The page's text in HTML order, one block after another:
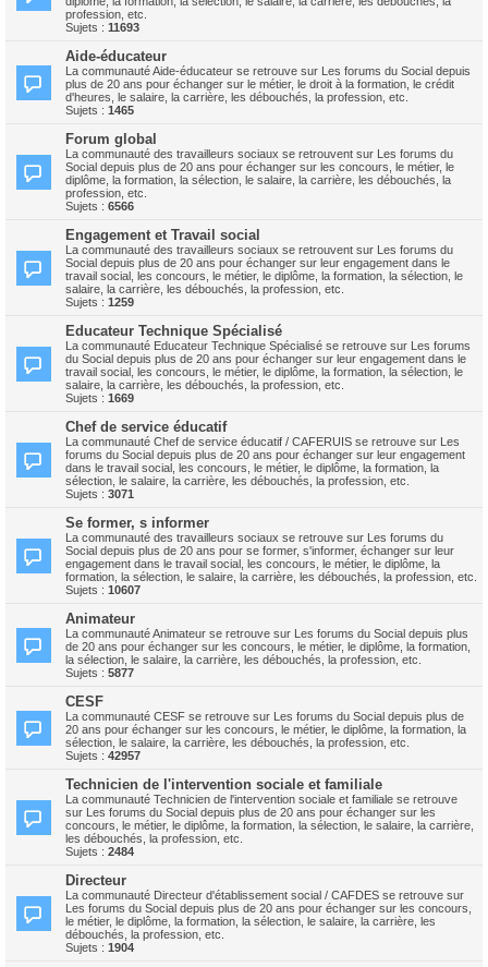
profession, etc.
Sujets : 11693
Aide-éducateur
La communauté Aide-éducateur se retrouve sur Les forums du Social depuis
plus de 20 ans pour échanger sur le métier, le droit à la formation, le crédit
d'heures, le salaire, la carrière, les débouchés, la profession, etc.
Sujets : 1465
Forum global
La communauté des travailleurs sociaux se retrouvent sur Les forums du
Social depuis plus de 20 ans pour échanger sur les concours, le métier, le
diplôme, la formation, la sélection, le salaire, la carrière, les débouchés, la
profession, etc.
Sujets : 6566
Engagement et Travail social
La communauté des travailleurs sociaux se retrouvent sur Les forums du
Social depuis plus de 20 ans pour échanger sur leur engagement dans le
travail social, les concours, le métier, le diplôme, la formation, la sélection, le
salaire, la carrière, les débouchés, la profession, etc.
Sujets : 1259
Educateur Technique Spécialisé
La communauté Educateur Technique Spécialisé se retrouve sur Les forums
du Social depuis plus de 20 ans pour échanger sur leur engagement dans le
travail social, les concours, le métier, le diplôme, la formation, la sélection, le
salaire, la carrière, les débouchés, la profession, etc.
Sujets : 1669
Chef de service éducatif
La communauté Chef de service éducatif / CAFERUIS se retrouve sur Les
forums du Social depuis plus de 20 ans pour échanger sur leur engagement
dans le travail social, les concours, le métier, le diplôme, la formation, la
sélection, le salaire, la carrière, les débouchés, la profession, etc.
Sujets : 3071
Se former, s informer
La communauté des travailleurs sociaux se retrouve sur Les forums du
Social depuis plus de 20 ans pour se former, s'informer, échanger sur leur
engagement dans le travail social, les concours, le métier, le diplôme, la
formation, la sélection, le salaire, la carrière, les débouchés, la profession, etc.
Sujets : 10607
Animateur
La communauté Animateur se retrouve sur Les forums du Social depuis plus
de 20 ans pour échanger sur les concours, le métier, le diplôme, la formation,
la sélection, le salaire, la carrière, les débouchés, la profession, etc.
Sujets : 5877
CESF
La communauté CESF se retrouve sur Les forums du Social depuis plus de
20 ans pour échanger sur les concours, le métier, le diplôme, la formation, la
sélection, le salaire, la carrière, les débouchés, la profession, etc.
Sujets : 42957
Technicien de l'intervention sociale et familiale
La communauté Technicien de l'intervention sociale et familiale se retrouve
sur Les forums du Social depuis plus de 20 ans pour échanger sur les
concours, le métier, le diplôme, la formation, la sélection, le salaire, la carrière,
les débouchés, la profession, etc.
Sujets : 2484
Directeur
La communauté Directeur d'établissement social / CAFDES se retrouve sur
Les forums du Social depuis plus de 20 ans pour échanger sur les concours,
le métier, le diplôme, la formation, la sélection, le salaire, la carrière, les
débouchés, la profession, etc.
Sujets : 1904